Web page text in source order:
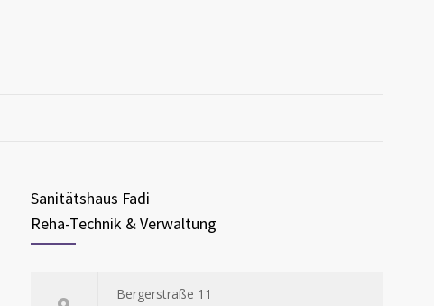
Sanitätshaus Fadi
Reha-Technik & Verwaltung
Bergerstraße 11